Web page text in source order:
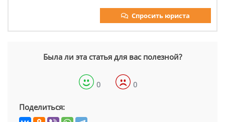
Спросить юриста
Была ли эта статья для вас полезной?
0 0
Поделиться: